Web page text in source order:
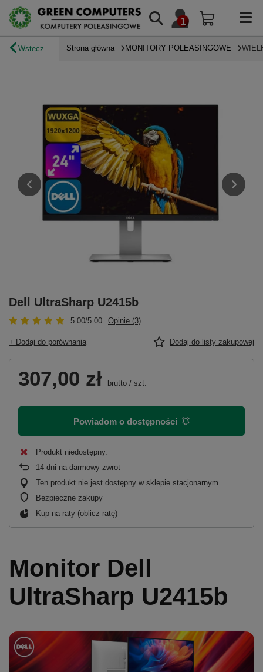
Wstecz Strona główna MONITORY POLEASINGOWE
Dell UltraSharp U2415b
5.00/5.00 Opinie (3)
+ Dodaj do porównania Dodaj do listy zakupowej
307,00 zł brutto / szt.
Powiadom o dostępności
Produkt niedostępny
14 dni na darmowy zwrot
Ten produkt nie jest dostępny w sklepie stacjonarnym
Bezpieczne zakupy
Kup na raty (oblicz ratę)
Monitor Dell
UltraSharp U2415b